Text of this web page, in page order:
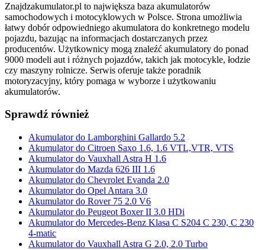
Znajdzakumulator.pl to największa baza akumulatorów
samochodowych i motocyklowych w Polsce. Strona umożliwia
łatwy dobór odpowiedniego akumulatora do konkretnego modelu
pojazdu, bazując na informacjach dostarczanych przez
producentów. Użytkownicy mogą znaleźć akumulatory do ponad
9000 modeli aut i różnych pojazdów, takich jak motocykle, łodzie
czy maszyny rolnicze. Serwis oferuje także poradnik
motoryzacyjny, który pomaga w wyborze i użytkowaniu
akumulatorów.
Sprawdź również
Akumulator do Lamborghini Gallardo 5.2
Akumulator do Citroen Saxo 1.6, 1.6 VTL,VTR, VTS
Akumulator do Vauxhall Astra H 1.6
Akumulator do Mazda 626 III 1.6
Akumulator do Chevrolet Evanda 2.0
Akumulator do Opel Antara 3.0
Akumulator do Rover 75 2.0 V6
Akumulator do Peugeot Boxer II 3.0 HDi
Akumulator do Mercedes-Benz Klasa C S204 C 230, C 230
4-matic
Akumulator do Vauxhall Astra G 2.0, 2.0 Turbo